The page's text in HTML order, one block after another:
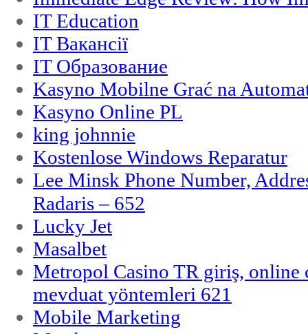
IT Education
IT Вакансії
IT Образование
Kasyno Mobilne Grać na
Kasyno Online PL
king johnnie
Kostenlose Windows Reparatur
Lee Minsk Phone Number,
Radaris – 652
Lucky Jet
Masalbet
Metropol Casino TR giriş, online
mevduat yöntemleri 621
Mobile Marketing